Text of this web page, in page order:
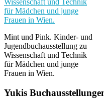
Mint und Pink. Kinder- und
Jugendbuchausstellung zu
Wissenschaft und Technik
für Mädchen und junge
Frauen in Wien.
Yukis